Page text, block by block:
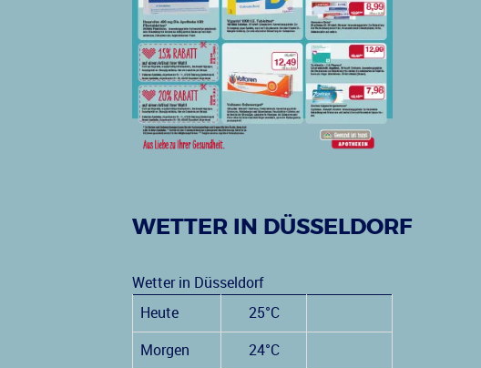
WETTER IN DÜSSELDORF
Wetter in Düsseldorf
Heute
25°C
Morgen 24°C